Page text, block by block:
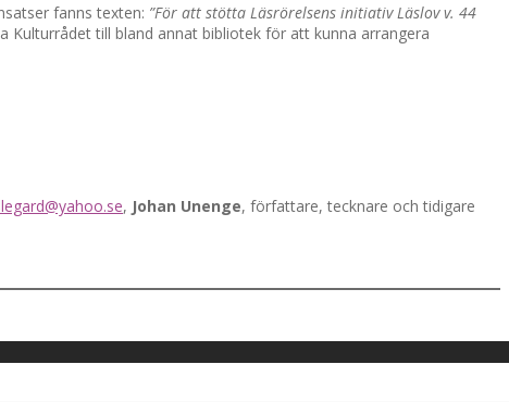
fanns texten: ”För att stötta Läsrörelsens initiativ Läslov v. 44
till bland annat bibliotek för att kunna arrangera
, Johan Unenge, författare, tecknare och tidigare